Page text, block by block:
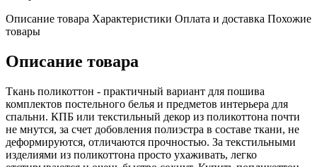
Описание товара Характеристики Оплата и доставка Похожие
товары
Описание товара
Ткань поликоттон - практичный вариант для пошива
комплектов постельного белья и предметов интерьера для
спальни. КПБ или текстильный декор из поликоттона почти
не мнутся, за счет добовления полиэстра в составе ткани, не
деформируются, отличаются прочностью. За текстильными
изделиями из поликоттона просто ухаживать, легко